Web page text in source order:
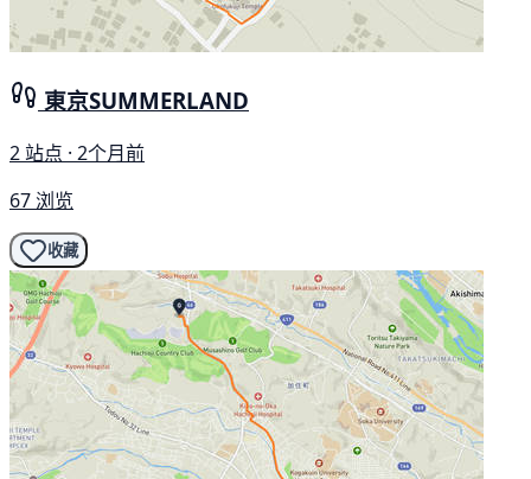
東京SUMMERLAND
2 站点 · 2个月前
67 浏览
收藏